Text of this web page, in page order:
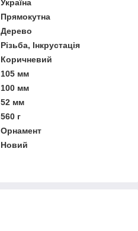
Україна
Прямокутна
Дерево
Різьба, Інкрустація
Коричневий
105 мм
100 мм
52 мм
560 г
Орнамент
Новий